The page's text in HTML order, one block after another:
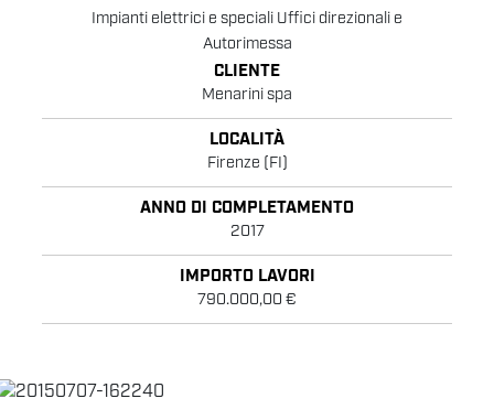
Impianti elettrici e speciali Uffici direzionali e
Autorimessa
CLIENTE
Menarini spa
LOCALITÀ
Firenze (FI)
ANNO DI COMPLETAMENTO
2017
IMPORTO LAVORI
790.000,00 €